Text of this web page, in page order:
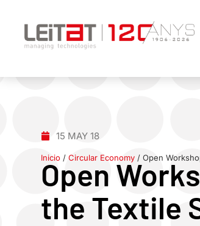
15 MAY 18
Inicio /Circular Economy /Open
Open
the Textile